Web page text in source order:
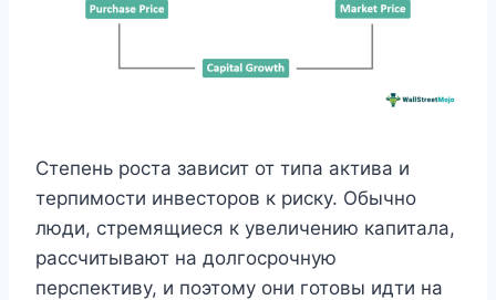
Степень роста зависит от типа актива и
терпимости инвесторов к риску. Обычно
люди, стремящиеся к увеличению капитала,
рассчитывают на долгосрочную
перспективу, и поэтому они готовы идти на